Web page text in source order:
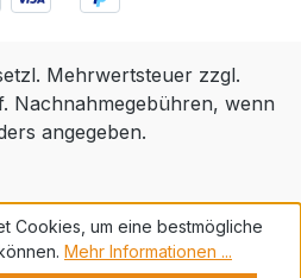
Mehrwertsteuer zzgl.
Nachnahmegebühren, wenn
angegeben.
Cookies, um eine bestmögliche
Mehr Informationen ...